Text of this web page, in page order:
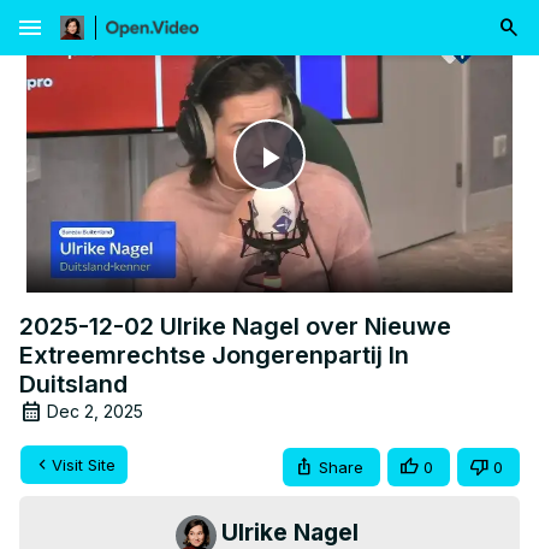
menu
Play
Video
2025-12-02 Ulrike Nagel over Nieuwe
Extreemrechtse Jongerenpartij In
Duitsland
Dec 2, 2025
Visit Site Share 0 0
Ulrike Nagel